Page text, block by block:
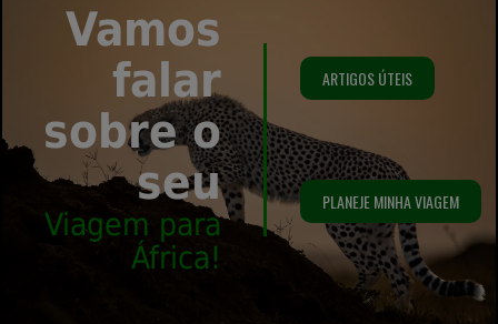
Vamos
falar
sobre o
seu
Viagem para
África!
ARTIGOS ÚTEIS
PLANEJE MINHA VIAGEM